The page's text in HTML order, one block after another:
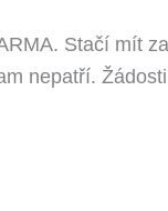
Stačí mít
nepatří.